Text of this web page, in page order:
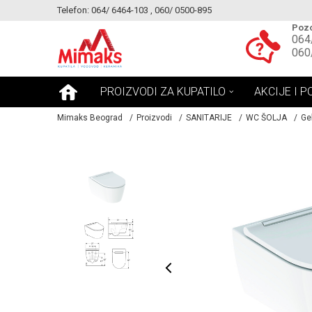
Telefon: 064/ 6464-103 , 060/ 0500-895
MOGUCNOST MONTAŽE PROIZVODA
PROIZVODI ZA KUPATILO AKCIJE I
Mimaks Beograd Proizvodi SANITARIJE WC ŠOLJA